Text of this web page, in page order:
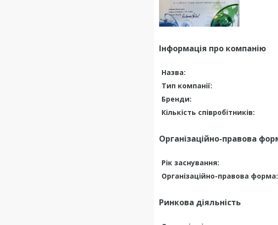
Інформація про компанію
Назва:
Тип компанії:
Бренди:
Кількість співробітників:
Організаційно-правова
Рік заснування:
Організаційно-правова форма:
Ринкова діяльність